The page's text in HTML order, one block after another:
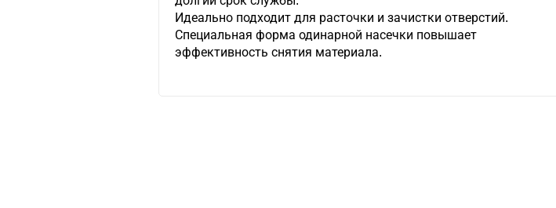
Идеально подходит для расточки и зачистки отверстий.
Специальная форма одинарной насечки повышает
эффективность снятия материала.